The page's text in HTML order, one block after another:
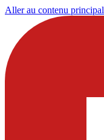
Aller au contenu principal